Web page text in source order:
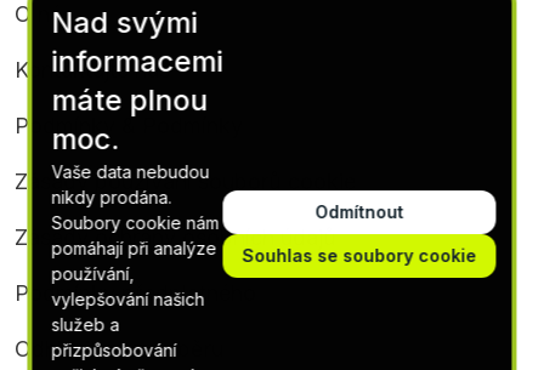
O nás
Kontaktujte nás
Podmínky & Podmínky
Zásady používání souborů cookie
Zásady ochrany osobních údajů
Podmínky předplatného
Odhlásit se z odběru
Nad svými
informacemi
máte plnou
moc.
Vaše data nebudou
nikdy prodána.
Soubory cookie nám
pomáhají při analýze
používání,
vylepšování našich
služeb a
přizpůsobování
Odmítnout
Souhlas se soubory cookie